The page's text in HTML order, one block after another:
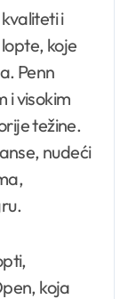
i
koje
Penn
i visokim
težine.
nudeći
koja